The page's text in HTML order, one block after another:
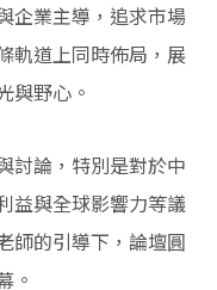
企業主導，追求市場
軌道上同時佈局，展
與野心。
討論，特別是對於中
益與全球影響力等議
師的引導下，論壇圓
。